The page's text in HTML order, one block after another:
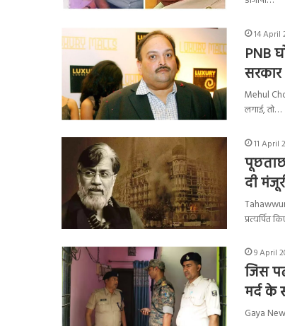
14 April
PNB
Mehul
लगाई, तो…
11 April
दी
प्रत्यर्पित
9 April
जिस
मर्द के
Gaya